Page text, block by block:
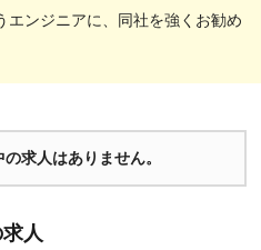
エンジニアに、同社を強くお勧め
求人はありません。
人